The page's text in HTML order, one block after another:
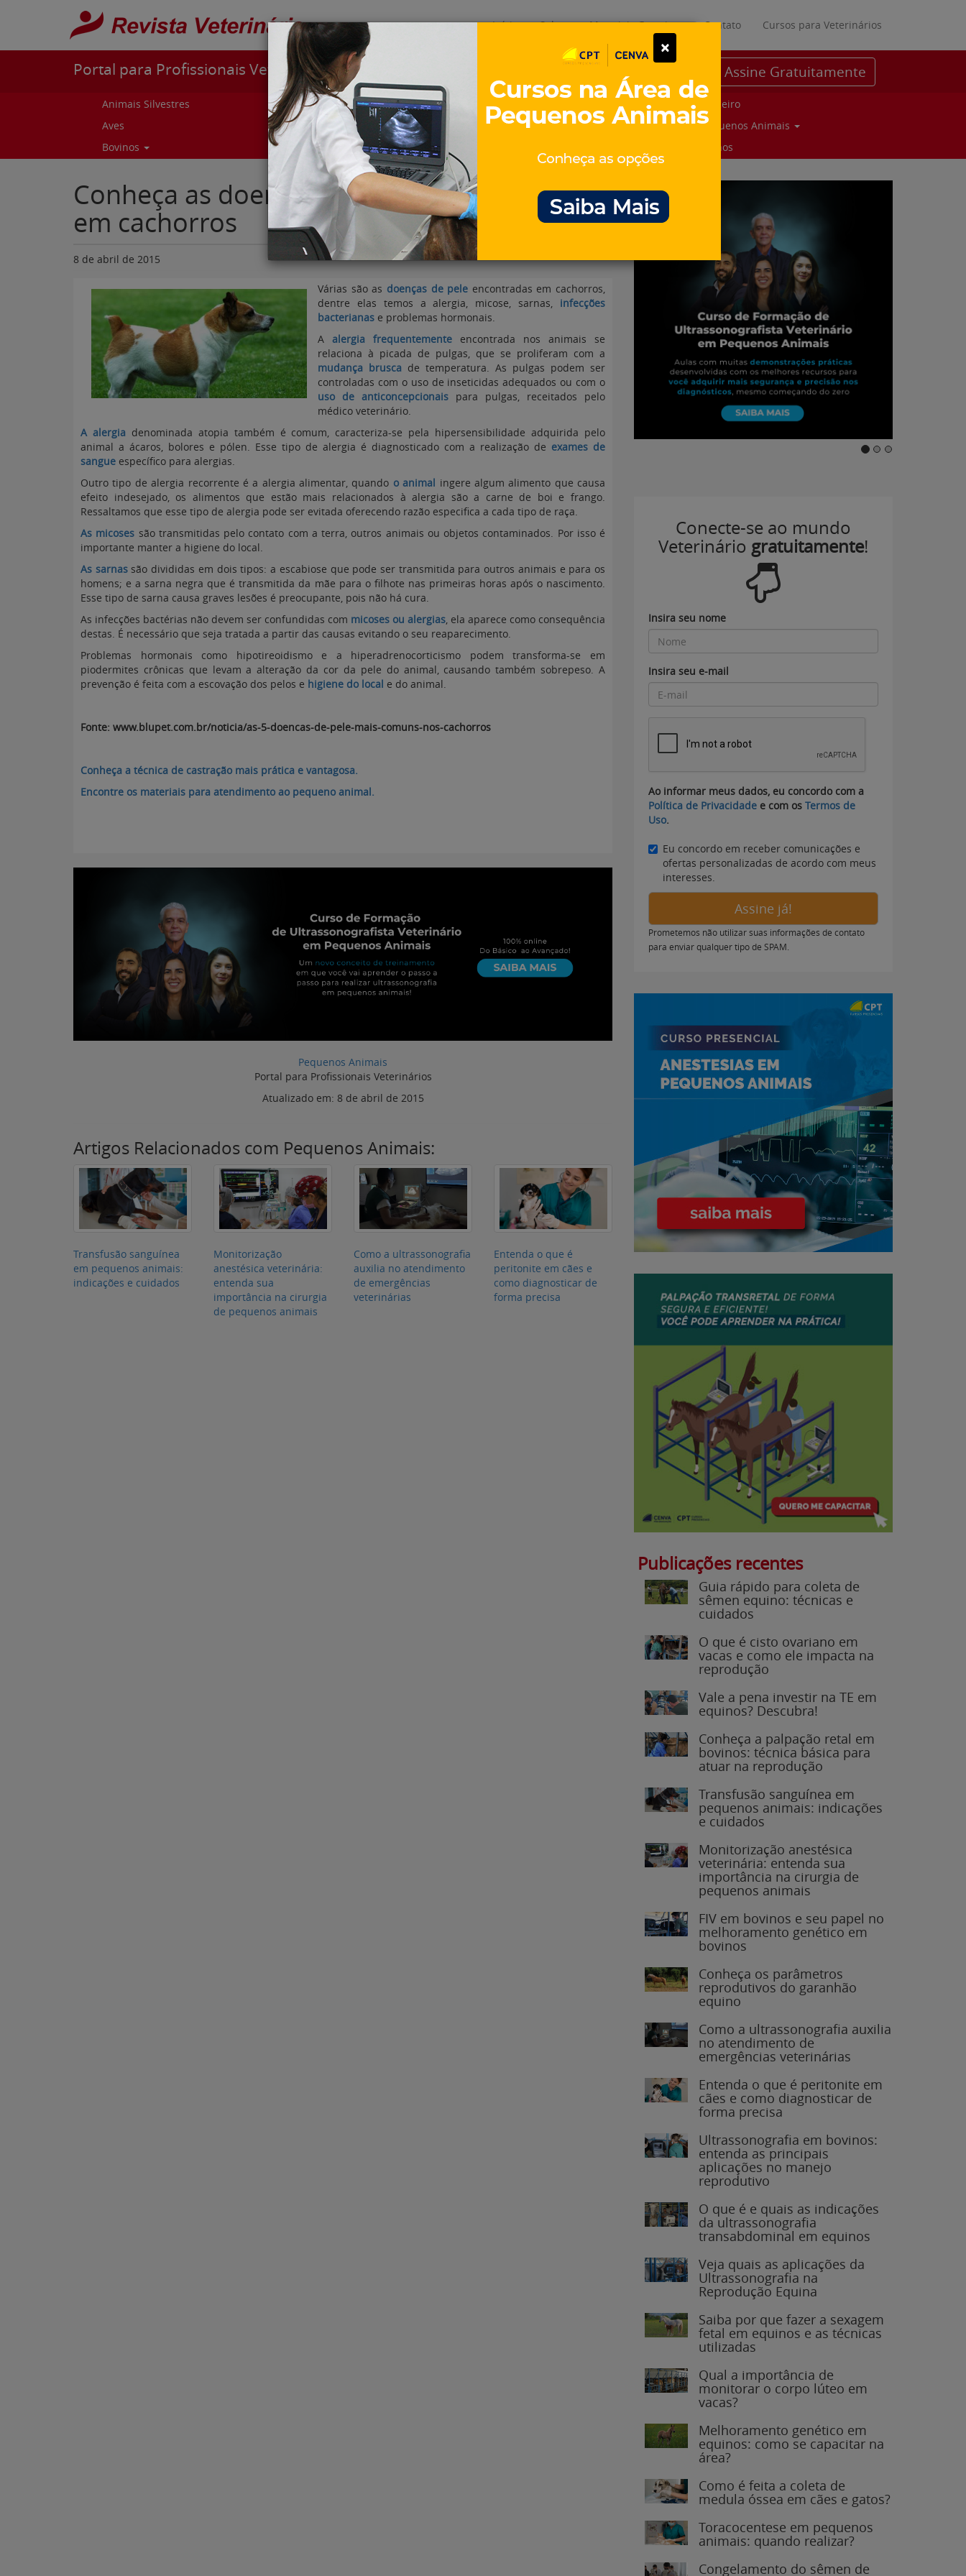
Pular para o conteúdo
Início Sobre Materiais Gratuitos Contato Cursos para Veterinários
Portal para Profissionais Veterinários Assine Gratuitamente
Animais Silvestres
Aves
Bovinos
Caprinos e ovinos
Curiosidades
Cursos e Eventos
Equinos
Parceiro
Pequenos Animais
Suinos
Conheça as doenças de pele mais comuns
em cachorros
8 de abril de 2015
Várias são as doenças de pele encontradas em cachorros,
dentre elas temos a alergia, micose, sarnas, infecções
bacterianas e problemas hormonais.
A alergia frequentemente encontrada nos animais se
relaciona à picada de pulgas, que se proliferam com a
mudança brusca de temperatura. As pulgas podem ser
controladas com o uso de inseticidas adequados ou com o
uso de anticoncepcionais para pulgas, receitados pelo
médico veterinário.
A alergia denominada atopia também é comum, caracteriza-se pela hipersensibilidade adquirida pelo
animal a ácaros, bolores e pólen. Esse tipo de alergia é diagnosticado com a realização de exames de
sangue específico para alergias.
Outro tipo de alergia recorrente é a alergia alimentar, quando o animal ingere algum alimento que causa
efeito indesejado, os alimentos que estão mais relacionados à alergia são a carne de boi e frango.
Ressaltamos que esse tipo de alergia pode ser evitada oferecendo razão especifica a cada tipo de raça.
As micoses são transmitidas pelo contato com a terra, outros animais ou objetos contaminados. Por isso é
importante manter a higiene do local.
As sarnassão divididas em dois tipos: a escabiose que pode ser transmitida para outros animais e para os
homens; e a sarna negra que é transmitida da mãe para o filhote nas primeiras horas após o nascimento.
Esse tipo de sarna causa graves lesões é preocupante, pois não há cura.
As infecções bactérias não devem ser confundidas com micoses ou alergias, ela aparece como consequência
destas. É necessário que seja tratada a partir das causas evitando o seu reaparecimento.
Problemas hormonais como hipotireoidismo e a hiperadrenocorticismo podem transforma-se em
piodermites crônicas que levam a alteração da cor da pele do animal, causando também sobrepeso. A
prevenção é feita com a escovação dos pelos e higiene do local e do animal.
Fonte: www.blupet.com.br/noticia/as-5-doencas-de-pele-mais-comuns-nos-cachorros
Conheça a técnica de castração mais prática e vantagosa.
Encontre os materiais para atendimento ao pequeno animal.
Atualizado em:8 de abril de 2015
Artigos Relacionados com Pequenos Animais:
Monitorização
anestésica veterinária:
de pequenos animais
Como a ultrassonografia
auxilia no atendimento
Conecte-se ao mundo
Veterinário gratuitamente!
Insira seu nome
Insira seu e-mail
Ao informar meus dados, eu concordo com a
Política de Privacidade e com os Termos de
Uso.
Eu concordo em receber comunicações e
ofertas personalizadas de acordo com meus
interesses.
Assine já!
Prometemos não utilizar suas informações de contato
para enviar qualquer tipo de SPAM.
Publicações recentes
Guia rápido para coleta de
sêmen equino: técnicas e
cuidados
O que é cisto ovariano em
vacas e como ele impacta na
reprodução
Vale a pena investir na TE em
equinos? Descubra!
Conheça a palpação retal em
bovinos: técnica básica para
atuar na reprodução
Transfusão sanguínea em
pequenos animais: indicações
e cuidados
Monitorização anestésica
veterinária: entenda sua
importância na cirurgia de
pequenos animais
FIV em bovinos e seu papel no
melhoramento genético em
bovinos
Conheça os parâmetros
reprodutivos do garanhão
equino
Como a ultrassonografia auxilia
no atendimento de
emergências veterinárias
Entenda o que é peritonite em
cães e como diagnosticar de
forma precisa
Ultrassonografia em bovinos:
entenda as principais
aplicações no manejo
reprodutivo
O que é e quais as indicações
da ultrassonografia
transabdominal em equinos
Veja quais as aplicações da
Ultrassonografia na
Reprodução Equina
Saiba por que fazer a sexagem
fetal em equinos e as técnicas
utilizadas
Qual a importância de
monitorar o corpo lúteo em
vacas?
Melhoramento genético em
equinos: como se capacitar na
área?
Como é feita a coleta de
medula óssea em cães e gatos?
Toracocentese em pequenos
animais: quando realizar?
Congelamento do sêmen de
×